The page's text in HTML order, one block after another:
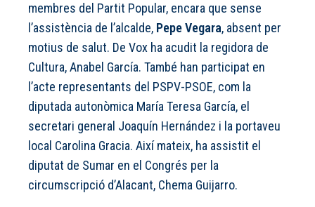
membres del Partit Popular, encara que sense
l’assistència de l’alcalde, Pepe Vegara, absent per
motius de salut. De Vox ha acudit la regidora de
Cultura, Anabel García. També han participat en
l’acte representants del PSPV-PSOE, com la
diputada autonòmica María Teresa García, el
secretari general Joaquín Hernández i la portaveu
local Carolina Gracia. Així mateix, ha assistit el
diputat de Sumar en el Congrés per la
circumscripció d’Alacant, Chema Guijarro.